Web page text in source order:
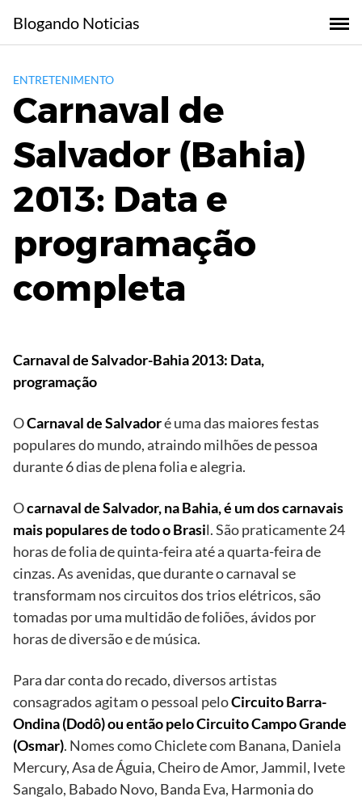
content
Blogando Noticias
ENTRETENIMENTO
Carnaval de
Salvador (Bahia)
2013: Data e
programação
completa
Carnaval de Salvador-Bahia 2013: Data,
programação
OCarnaval de Salvadoré uma das maiores festas
populares do mundo, atraindo milhões de pessoa
durante 6 dias de plena folia e alegria.
Ocarnaval de Salvador, na Bahia, é um dos carnavais
mais populares de todo o Brasil. São praticamente 24
horas de folia de quinta-feira até a quarta-feira de
cinzas. As avenidas, que durante o carnaval se
transformam nos circuitos dos trios elétricos, são
tomadas por uma multidão de foliões, ávidos por
horas de diversão e de música.
Para dar conta do recado, diversos artistas
consagrados agitam o pessoal peloCircuito Barra-
Ondina (Dodô) ou então pelo Circuito Campo Grande
(Osmar). Nomes como Chiclete com Banana, Daniela
Mercury, Asa de Águia, Cheiro de Amor, Jammil, Ivete
Sangalo, Babado Novo, Banda Eva, Harmonia do